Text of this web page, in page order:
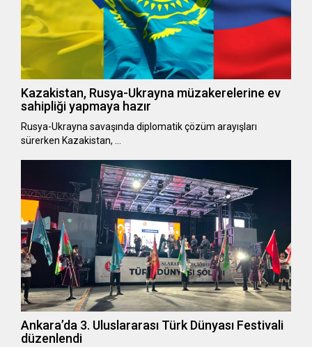
Kazakistan, Rusya-Ukrayna müzakerelerine ev
sahipliği yapmaya hazır
Rusya-Ukrayna savaşında diplomatik çözüm arayışları
sürerken Kazakistan, …
Ankara’da 3. Uluslararası Türk Dünyası Festivali
düzenlendi